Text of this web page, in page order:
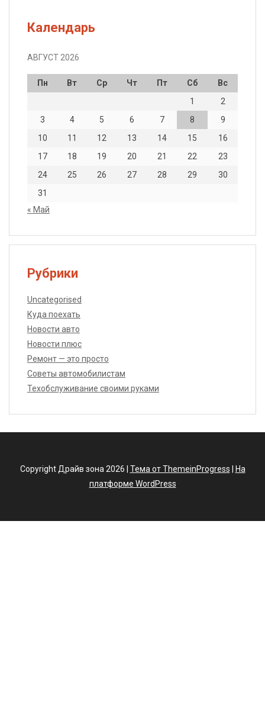
Календарь
АВГУСТ 2026
Пн Вт Ср Чт Пт Сб
Вс
1
2
3
4 5 6 7 8
9
10
11 12 13 14 15
16
17
18 19 20 21 22
23
24
25 26 27 28 29
30
31
« Май
Рубрики
Uncategorised
Куда поехать
Новости авто
Новости плюс
Ремонт — это просто
Советы автомобилистам
Техобслуживание своими руками
Copyright Драйв зона 2026 | Тема от ThemeinProgress
На
платформе WordPress